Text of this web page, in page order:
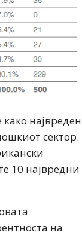
највреден
сектор.
10 највредни
на